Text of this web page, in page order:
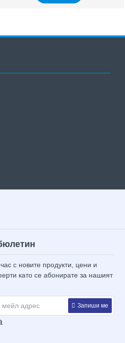
с новите продукти, цени и
като се абонирате за нашият
Запиши ме